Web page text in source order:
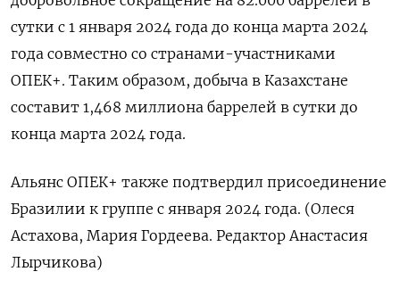
сутки с 1 января 2024 года до конца марта 2024
года совместно со странами-участниками
ОПЕК+. Таким образом, добыча в Казахстане
составит 1,468 миллиона баррелей в сутки до
конца марта 2024 года.
Альянс ОПЕК+ также подтвердил присоединение
Бразилии к группе с января 2024 года. (Олеся
Астахова, Мария Гордеева. Редактор Анастасия
Лырчикова)